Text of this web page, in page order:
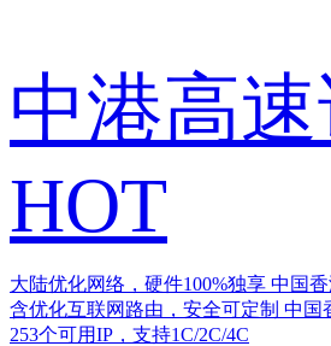
中港高
HOT
大陆优化网络，硬件100%独享 中国
含优化互联网路由，安全可定制 中国
253个可用IP，支持1C/2C/4C